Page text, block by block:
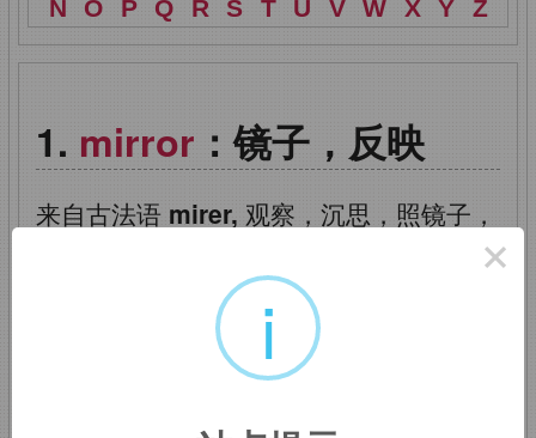
N
O P Q R S T U V W X Y Z
mirror ：镜子，反映
来自古法语 mirer, 观察，沉思，照镜子，
因镜子在古代社会常常带
有神秘和迷信色彩，甚至打碎一面镜子都
会被认为是不祥之兆。引申词义反映，反
×
i